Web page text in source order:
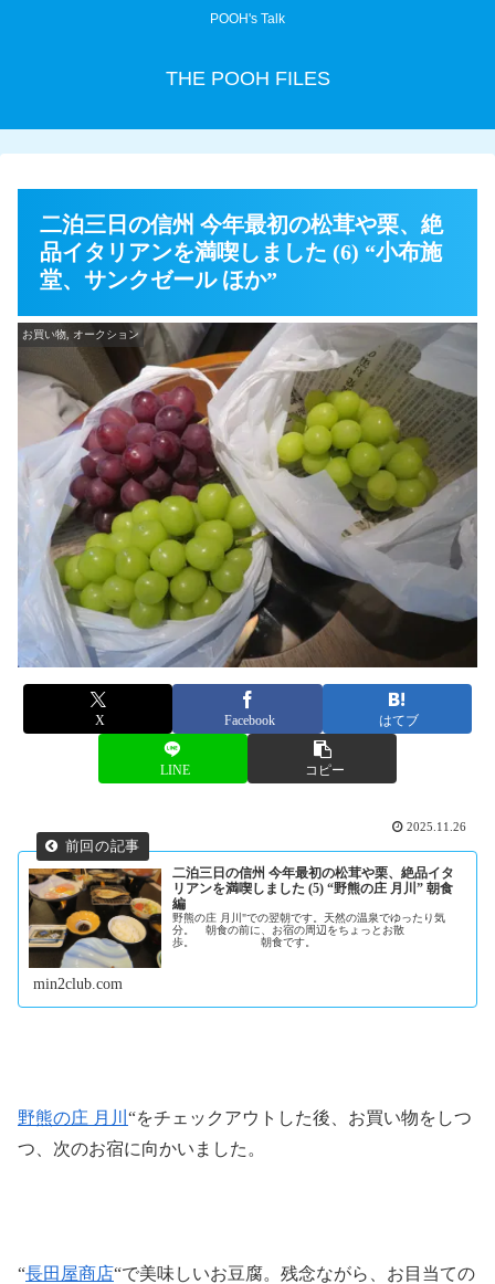
POOH's Talk
THE POOH FILES
二泊三日の信州 今年最初の松茸や栗、絶
品イタリアンを満喫しました (6) “小布施
堂、サンクゼール ほか”
お買い物, オークション
X Facebook はてブ
LINE コピー
2025.11.26
二泊三日の信州 今年最初の松茸や栗、絶品イタ
リアンを満喫しました (5) “野熊の庄 月川” 朝食
編
野熊の庄 月川"での翌朝です。天然の温泉でゆったり気
分。 朝食の前に、お宿の周辺をちょっとお散
歩。 朝食です。
min2club.com
野熊の庄 月川 “をチェックアウトした後、お買い物をしつ
つ、次のお宿に向かいました。
“長田屋商店“で美味しいお豆腐。残念ながら、お目当ての